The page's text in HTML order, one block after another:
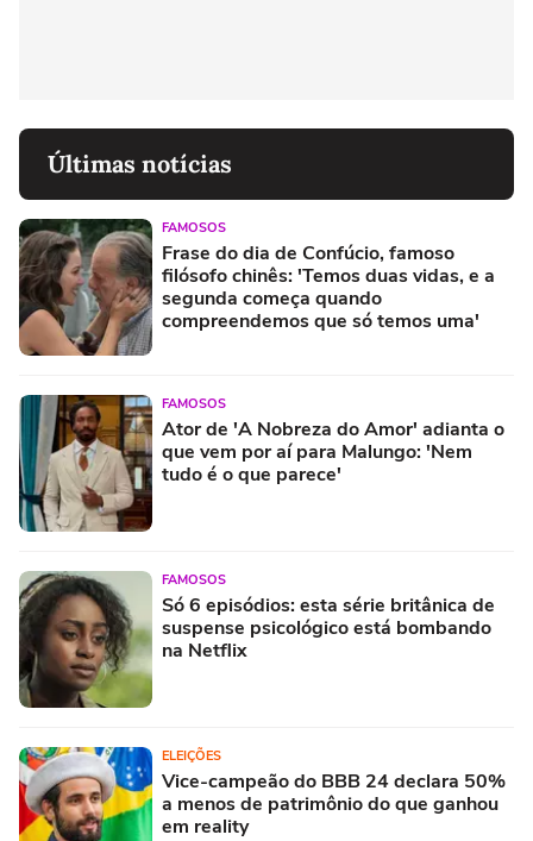
Últimas notícias
FAMOSOS
Frase do dia de Confúcio, famoso
filósofo chinês: 'Temos duas vidas, e a
segunda começa quando
compreendemos que só temos uma'
FAMOSOS
Ator de 'A Nobreza do Amor' adianta o
que vem por aí para Malungo: 'Nem
tudo é o que parece'
FAMOSOS
Só 6 episódios: esta série britânica de
suspense psicológico está bombando
na Netflix
ELEIÇÕES
Vice-campeão do BBB 24 declara 50%
a menos de patrimônio do que ganhou
em reality